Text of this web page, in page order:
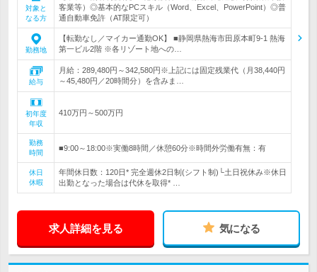
対象と
なる方
客業等）◎基本的なPCスキル（Word、Excel、PowerPoint）◎普
通自動車免許（AT限定可）
勤務地
【転勤なし／マイカー通勤OK】 ■静岡県熱海市田原本町9‐1 熱海
第一ビル2階 ※各リゾート地への…
給与
月給：289,480円～342,580円※上記には固定残業代（月38,440円
～45,480円／20時間分）を含みま…
初年度
年収
410万円～500万円
勤務
時間
■9:00～18:00※実働8時間／休憩60分※時間外労働有無：有
休日
休暇
年間休日数：120日* 完全週休2日制(シフト制)└土日祝休み※休日
出勤となった場合は代休を取得* …
求人詳細を見る 気になる